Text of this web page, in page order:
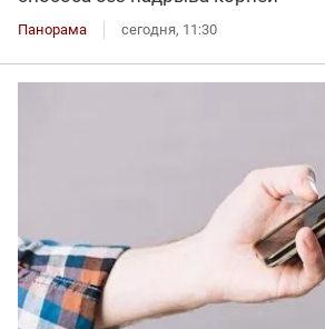
Панорама сегодня, 11:30